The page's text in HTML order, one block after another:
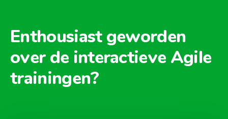
Enthousiast geworden
over de interactieve Agile
trainingen?